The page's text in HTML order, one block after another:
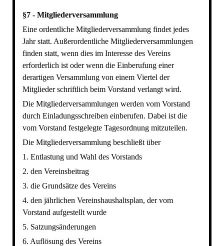
§7 - Mitgliederversammlung
Eine ordentliche Mitgliederversammlung findet jedes
Jahr statt. Außerordentliche Mitgliederversammlungen
finden statt, wenn dies im Interesse des Vereins
erforderlich ist oder wenn die Einberufung einer
derartigen Versammlung von einem Viertel der
Mitglieder schriftlich beim Vorstand verlangt wird.
Die Mitgliederversammlungen werden vom Vorstand
durch Einladungsschreiben einberufen. Dabei ist die
vom Vorstand festgelegte Tagesordnung mitzuteilen.
Die Mitgliederversammlung beschließt über
1. Entlastung und Wahl des Vorstands
2. den Vereinsbeitrag
3. die Grundsätze des Vereins
4. den jährlichen Vereinshaushaltsplan, der vom
Vorstand aufgestellt wurde
5. Satzungsänderungen
6. Auflösung des Vereins